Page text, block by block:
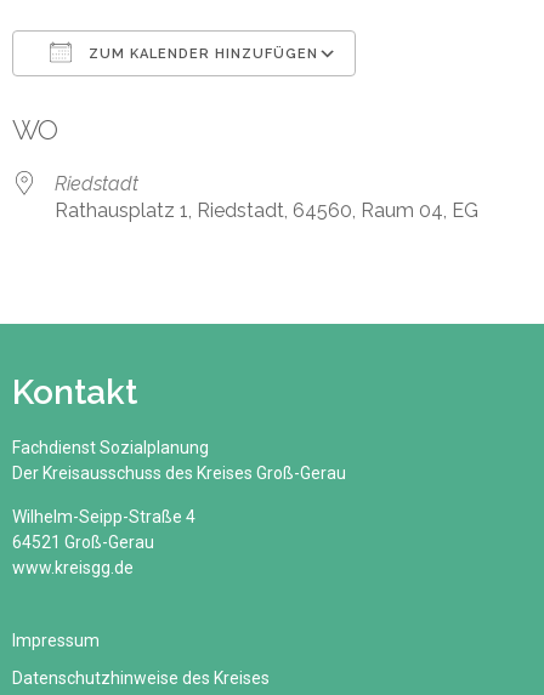
ZUM KALENDER HINZUFÜGEN
WO
Riedstadt
Rathausplatz 1, Riedstadt, 64560, Raum 04, EG
Kontakt
Fachdienst Sozialplanung
Der Kreisausschuss des Kreises Groß-Gerau
Wilhelm-Seipp-Straße 4
64521 Groß-Gerau
www.kreisgg.de
Impressum
Datenschutzhinweise des Kreises